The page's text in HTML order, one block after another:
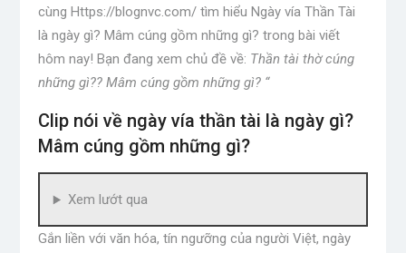
cùng Https://blognvc.com/ tìm hiểu Ngày vía Thần Tài
là ngày gì? Mâm cúng gồm những gì? trong bài viết
hôm nay! Bạn đang xem chủ đề về: Thần tài thờ cúng
những gì?? Mâm cúng gồm những gì? “
Clip nói về ngày vía thần tài là ngày gì?
Mâm cúng gồm những gì?
Xem lướt qua
Gắn liền với văn hóa, tín ngưỡng của người Việt, ngày